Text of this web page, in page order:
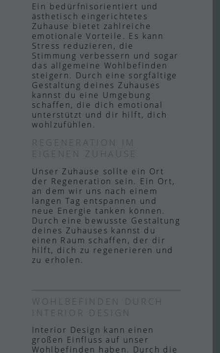
Ein bedürfnisorientiert und
ästhetisch eingerichtetes
Zuhause bietet zahlreiche
emotionale Vorteile. Es kann
Stress reduzieren, die
Stimmung verbessern und sogar
das allgemeine Wohlbefinden
steigern. Durch eine sorgfältige
Gestaltung deines Zuhauses
kannst du eine Umgebung
schaffen, die dich emotional
unterstützt und dir hilft, dich
wohlzufühlen.
REGENERATION IM
EIGENEN ZUHAUSE
Unser Zuhause sollte ein Ort
der Regeneration sein. Ein Ort,
an dem wir uns nach einem
langen Tag entspannen und
neue Energie tanken können.
Durch eine bewusste Gestaltung
deines Zuhauses kannst du
einen Raum schaffen, der dir
hilft, dich zu regenerieren und
zu erholen.
WOHLBEFINDEN DURCH
INTERIOR DESIGN
Interior Design kann einen
großen Einfluss auf unser
Wohlbefinden haben. Durch die